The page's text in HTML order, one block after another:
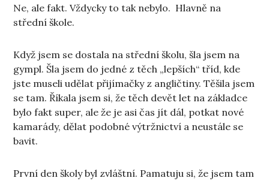
Ne, ale fakt. Vždycky to tak nebylo. Hlavně na
střední škole.
Když jsem se dostala na střední školu, šla jsem na
gympl. Šla jsem do jedné z těch „lepších“ tříd, kde
jste museli udělat přijímačky z angličtiny. Těšila jsem
se tam. Říkala jsem si, že těch devět let na základce
bylo fakt super, ale že je asi čas jít dál, potkat nové
kamarády, dělat podobné výtržnictví a neustále se
bavit.
První den školy byl zvláštní. Pamatuju si, že jsem tam